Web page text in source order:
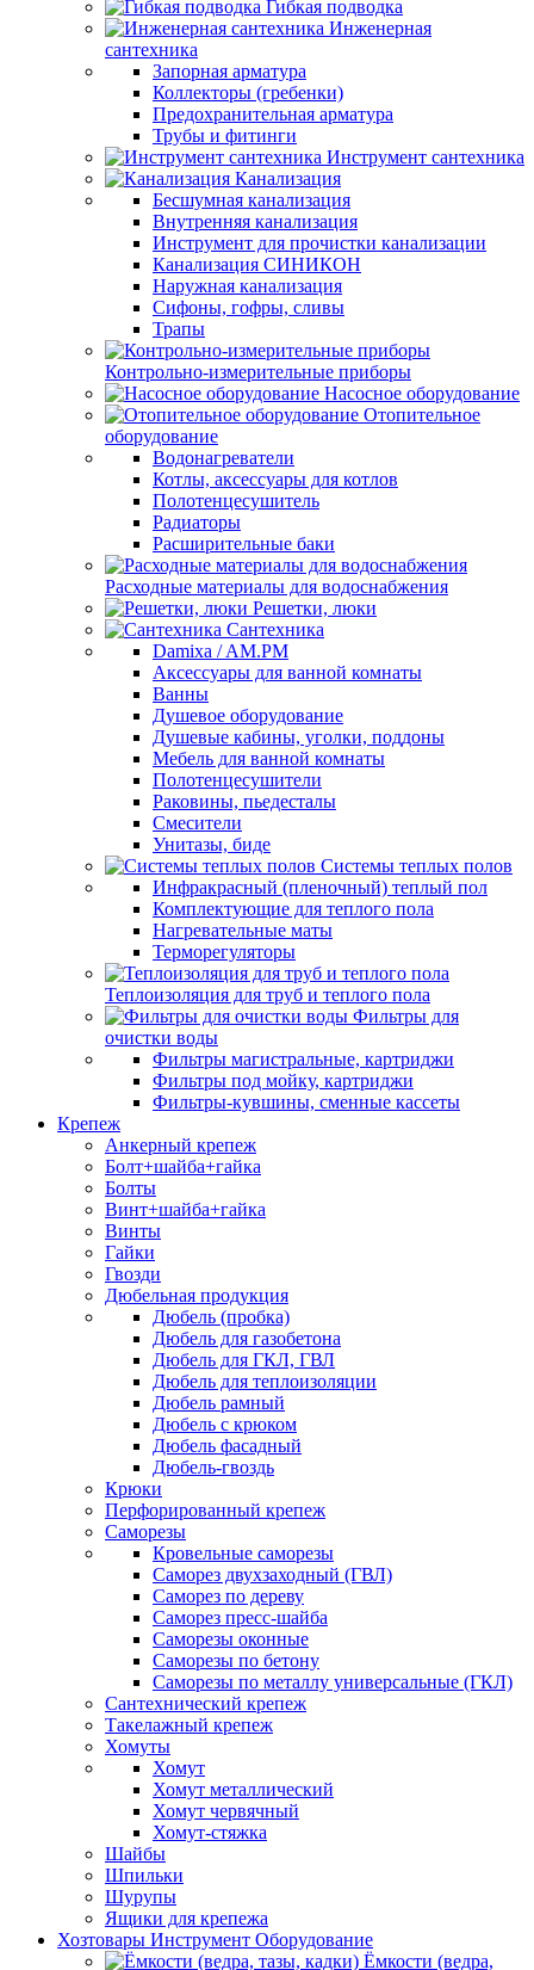
Гибкая подводка
Инженерная
сантехника
Запорная арматура
Коллекторы (гребенки)
Предохранительная арматура
Трубы и фитинги
Инструмент сантехника
Канализация
Бесшумная канализация
Внутренняя канализация
Инструмент для прочистки канализации
Канализация СИНИКОН
Наружная канализация
Сифоны, гофры, сливы
Трапы
Контрольно-измерительные приборы
Насосное оборудование
Отопительное
оборудование
Водонагреватели
Котлы, аксессуары для котлов
Полотенцесушитель
Радиаторы
Расширительные баки
Расходные материалы для водоснабжения
Решетки, люки
Сантехника
Damixa / AM.PM
Аксессуары для ванной комнаты
Ванны
Душевое оборудование
Душевые кабины, уголки, поддоны
Мебель для ванной комнаты
Полотенцесушители
Раковины, пьедесталы
Смесители
Унитазы, биде
Системы теплых полов
Инфракрасный (пленочный) теплый пол
Комплектующие для теплого пола
Нагревательные маты
Терморегуляторы
Теплоизоляция для труб и теплого пола
Фильтры для
очистки воды
Фильтры магистральные, картриджи
Фильтры под мойку, картриджи
Фильтры-кувшины, сменные кассеты
Крепеж
Анкерный крепеж
Болт+шайба+гайка
Болты
Винт+шайба+гайка
Винты
Гайки
Гвозди
Дюбельная продукция
Дюбель (пробка)
Дюбель для газобетона
Дюбель для ГКЛ, ГВЛ
Дюбель для теплоизоляции
Дюбель рамный
Дюбель с крюком
Дюбель фасадный
Дюбель-гвоздь
Крюки
Перфорированный крепеж
Саморезы
Кровельные саморезы
Саморез двухзаходный (ГВЛ)
Саморез по дереву
Саморез пресс-шайба
Саморезы оконные
Саморезы по бетону
Саморезы по металлу универсальные (ГКЛ)
Сантехнический крепеж
Такелажный крепеж
Хомуты
Хомут
Хомут металлический
Хомут червячный
Хомут-стяжка
Шайбы
Шпильки
Шурупы
Ящики для крепежа
Хозтовары Инструмент Оборудование
Ёмкости (ведра,